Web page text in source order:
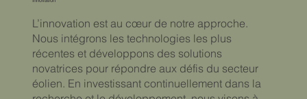
L’innovation est au cœur de notre approche.
Nous intégrons les technologies les plus
récentes et développons des solutions
novatrices pour répondre aux défis du secteur
éolien. En investissant continuellement dans la